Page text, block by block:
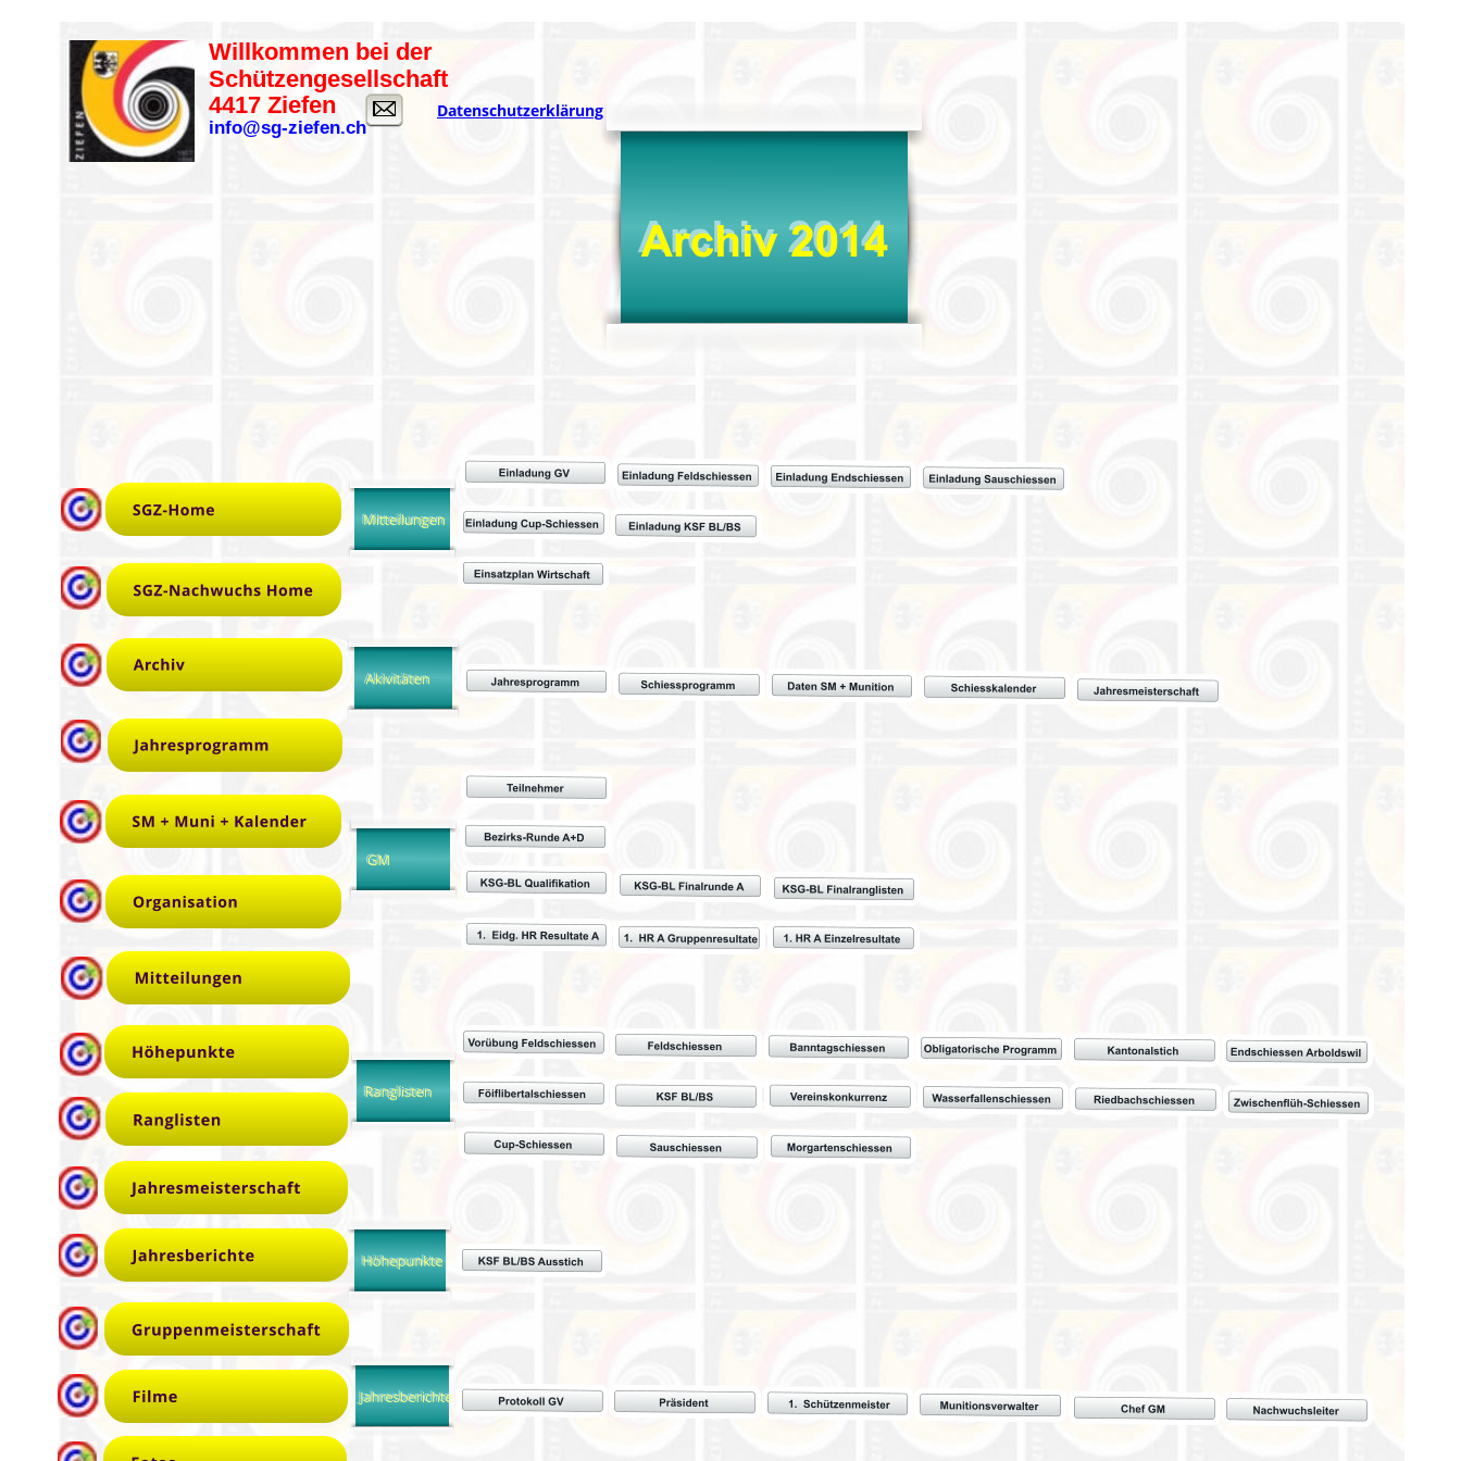
Made with MAGIX
Willkommen bei der
Schützengesellschaft
4417 Ziefen
info@sg-ziefen.ch
Datenschutzerklärung